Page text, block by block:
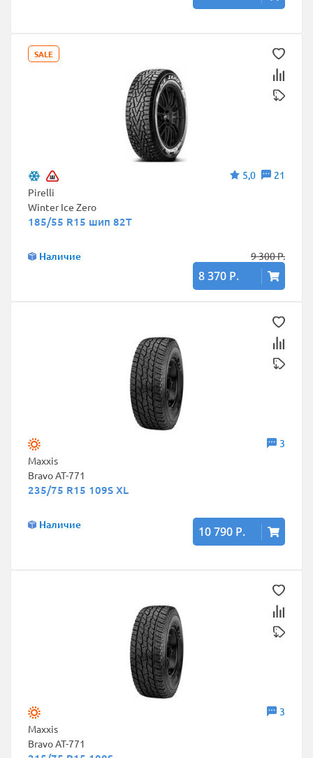
SALE
5,0
21
Pirelli
Winter Ice Zero
185/55 R15 шип 82T
Наличие 9 300 Р.
8 370 Р.
3
Maxxis
Bravo AT-771
235/75 R15 109S XL
Наличие 10 790 Р.
3
Maxxis
Bravo AT-771